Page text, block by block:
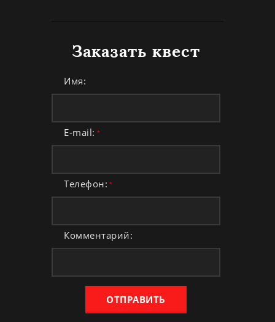
Заказать квест
Имя:
E-mail: *
Телефон: *
Комментарий:
ОТПРАВИТЬ